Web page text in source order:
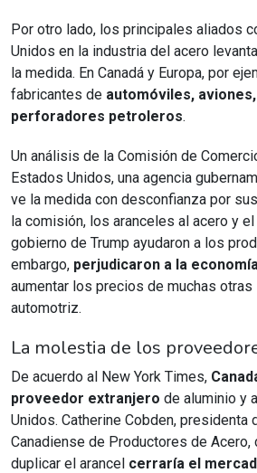
Por otro lado, los principales aliados
Unidos en la industria del acero
la medida. En Canadá y Europa, por
fabricantes de automóviles,
perforadores petroleros.
Un análisis de la Comisión de
Estados Unidos, una agencia
ve la medida con desconfianza por
la comisión, los aranceles al acero y
gobierno de Trump ayudaron a los
embargo, perjudicaron a la
aumentar los precios de muchas
automotriz.
La molestia de los
De acuerdo al New York Times,
proveedor extranjero de aluminio y
Unidos. Catherine Cobden, presidenta
Canadiense de Productores de Acero,
duplicar el arancel cerraría el